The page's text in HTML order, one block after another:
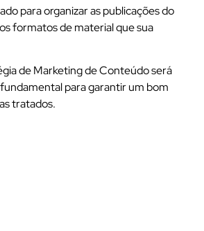
para organizar as publicações do
formatos de material que sua
de Marketing de Conteúdo será
para garantir um bom
tratados.